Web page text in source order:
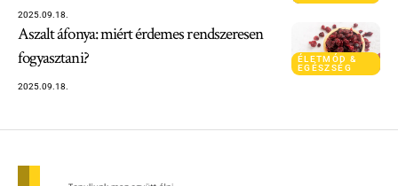
2025.09.18.
ÉLETMÓD &
EGÉSZSÉG
Aszalt áfonya: miért érdemes rendszeresen
fogyasztani?
2025.09.18.